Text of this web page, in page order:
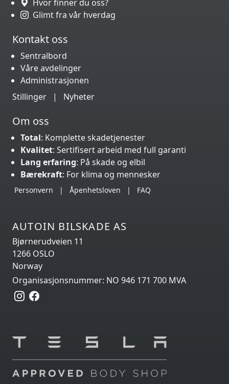
Hvor finner du oss?
Glimt fra vår hverdag
Kontakt oss
Sentralbord
Våre avdelinger
Administrasjonen
Stillinger | Nyheter
Om oss
Total: Komplette skadetjenester
Kvalitet: Sertifisert arbeid med full garanti
Lang erfaring: På skade og elbil
Bærekraft: For klima og mennesker
Personvern | Åpenhetsloven | FAQ
AUTOIN BILSKADE AS
Bjørnerudveien 11
1266 OSLO
Norway
Organisasjonsnummer: NO 946 171 700 MVA